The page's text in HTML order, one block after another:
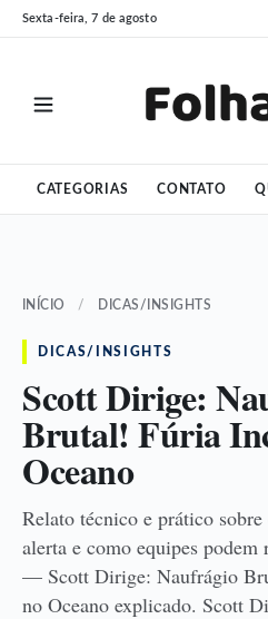
Pular
para
Pular
para
Sexta-feira, 7 de agosto
CATEGORIAS CONTATO
INÍCIO / DICAS/INSIGHTS
DICAS/INSIGHTS
Scott Dirige:
Brutal! Fúria
Oceano
Relato técnico e prático
alerta e como equipes
— Scott Dirige: Naufrágio
no Oceano explicado. Scott